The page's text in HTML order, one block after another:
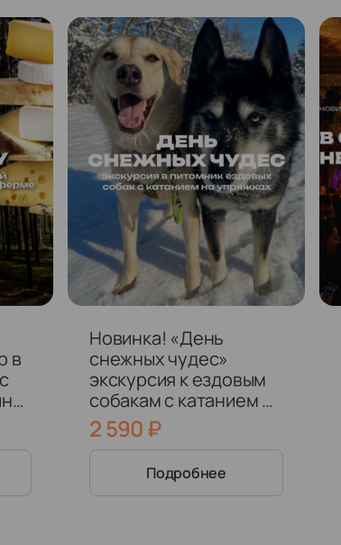
в
Новинка! «День
снежных чудес»
экскурсия к ездовым
собакам с катанием на
упряжке
2 590₽
Подробнее